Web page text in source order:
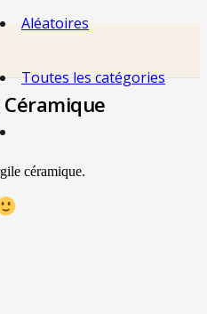
Aléatoires
Toutes les catégories
céramique.